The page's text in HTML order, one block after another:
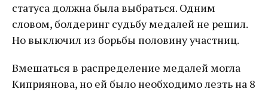
статуса должна была выбраться. Одним
словом, болдеринг судьбу медалей не решил.
Но выключил из борьбы половину участниц.
Вмешаться в распределение медалей могла
Киприянова, но ей было необходимо лезть на 8